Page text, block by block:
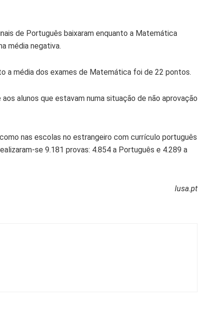
de Português baixaram enquanto a Matemática
média negativa.
a média dos exames de Matemática foi de 22 pontos.
alunos que estavam numa situação de não aprovação
nas escolas no estrangeiro com currículo português
se 9.181 provas: 4.854 a Português e 4.289 a
lusa.pt